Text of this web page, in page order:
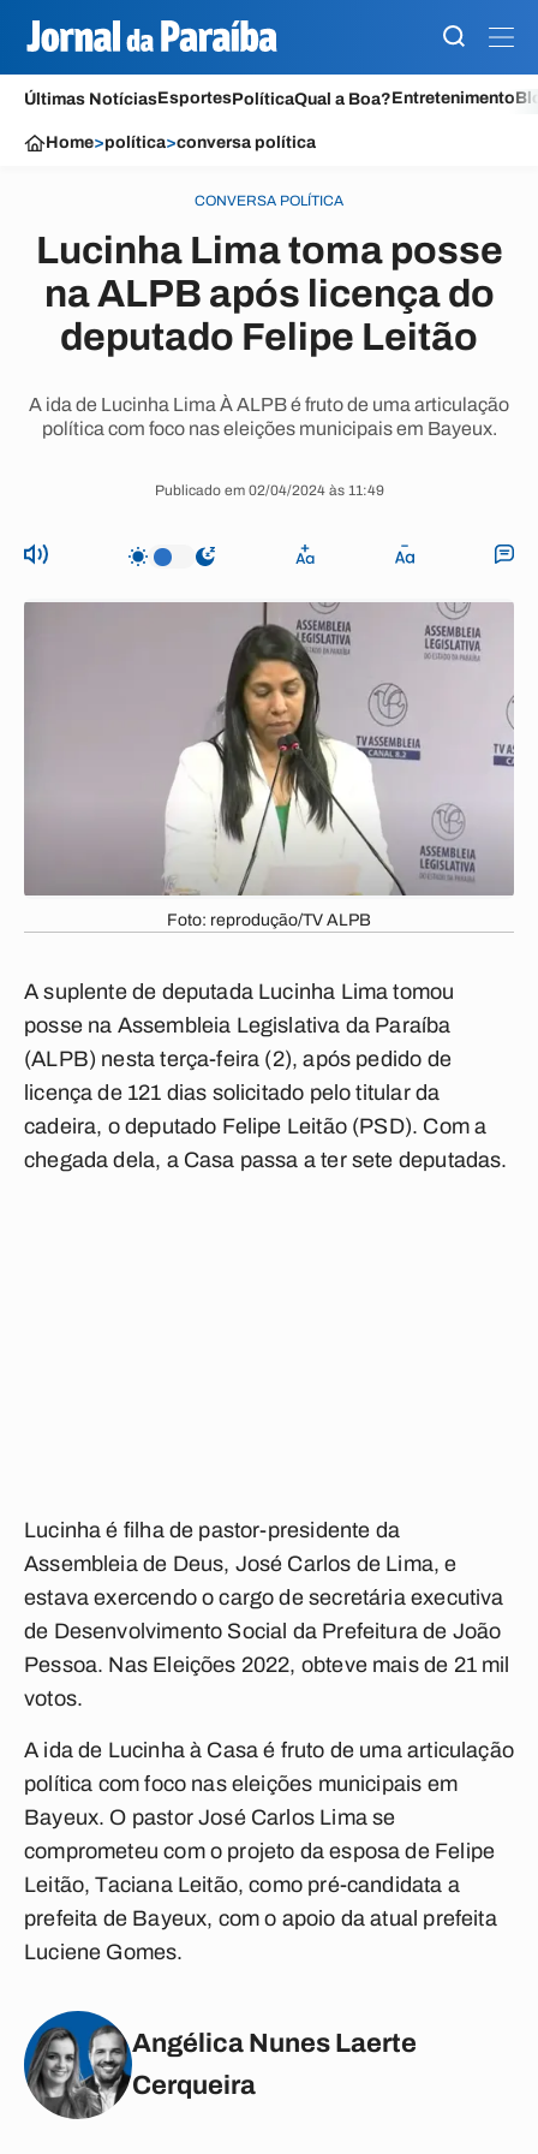
Últimas NotíciasEsportesPolíticaQual a Boa?Entretenimento
Home>política>conversa política
CONVERSA POLÍTICA
Lucinha Lima toma posse
na ALPB após licença do
deputado Felipe Leitão
A ida de Lucinha Lima À ALPB é fruto de uma articulação
política com foco nas eleições municipais em Bayeux.
Publicado em 02/04/2024 às 11:49
Foto: reprodução/TV ALPB
A suplente de deputada Lucinha Lima tomou
posse na Assembleia Legislativa da Paraíba
(ALPB) nesta terça-feira (2), após pedido de
licença de 121 dias solicitado pelo titular da
cadeira, o deputado Felipe Leitão (PSD). Com a
chegada dela, a Casa passa a ter sete deputadas.
Lucinha é filha de pastor-presidente da
Assembleia de Deus, José Carlos de Lima, e
estava exercendo o cargo de secretária executiva
de Desenvolvimento Social da Prefeitura de João
Pessoa. Nas Eleições 2022, obteve mais de 21 mil
votos.
A ida de Lucinha à Casa é fruto de uma articulação
política com foco nas eleições municipais em
Bayeux. O pastor José Carlos Lima se
comprometeu com o projeto da esposa de Felipe
Leitão, Taciana Leitão, como pré-candidata a
prefeita de Bayeux, com o apoio da atual prefeita
Luciene Gomes.
Angélica Nunes Laerte
Cerqueira